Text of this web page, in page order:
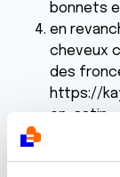
bonnets
en
cheveux
des
https://
en-satin -
ce qui
quelques